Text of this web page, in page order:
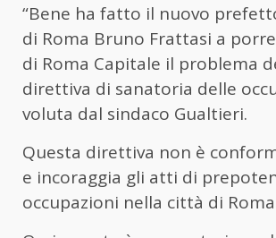
“Bene ha fatto il nuovo
di Roma Bruno Frattasi a
di Roma Capitale il problema
direttiva di sanatoria delle
voluta dal sindaco Gualtieri.
Questa direttiva non è
e incoraggia gli atti di
occupazioni nella città di